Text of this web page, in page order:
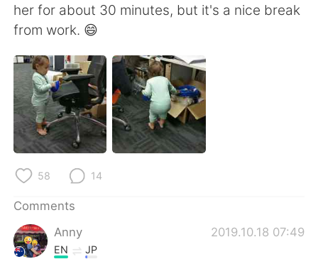
Français Deutsch
Русский ไทย
Indonesia Italiano
Türkçe Tiếng Việt
her for about 30 minutes, but it's a nice break
from work. 😄
58 14
Comments
Anny
2019.10.18 07:49
EN JP